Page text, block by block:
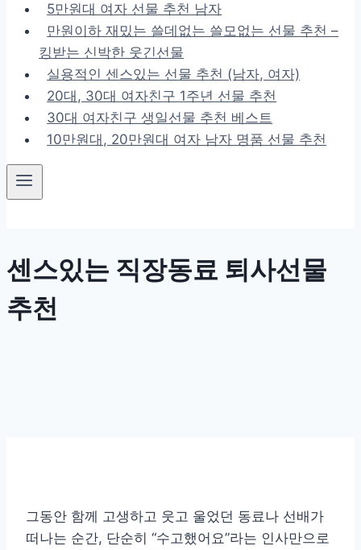
5만원대 여자 선물 추천 남자
만원이하 재밌는 쓸데없는 쓸모없는 선물 추천 –
킹받는 신박한 웃긴선물
실용적인 센스있는 선물 추천 (남자, 여자)
20대, 30대 여자친구 1주년 선물 추천
30대 여자친구 생일선물 추천 베스트
10만원대, 20만원대 여자 남자 명품 선물 추천
센스있는 직장동료 퇴사선물
추천
그동안 함께 고생하고 웃고 울었던 동료나 선배가
떠나는 순간, 단순히 “수고했어요”라는 인사만으로